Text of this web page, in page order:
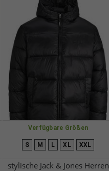
Verfügbare Größen
S M L XL XXL
stylische Jack & Jones Herren